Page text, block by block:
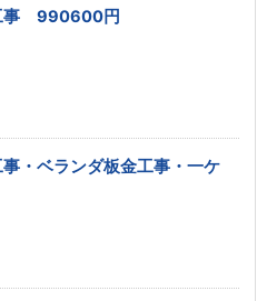
事 990600円
・ベランダ板金工事・一ケ